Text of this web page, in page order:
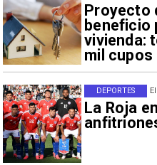
Proyecto
beneficio
vivienda:
mil cupos
La Roja
DEPORTES